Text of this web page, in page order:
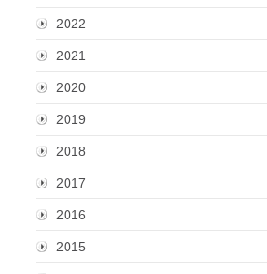
2022
2021
2020
2019
2018
2017
2016
2015